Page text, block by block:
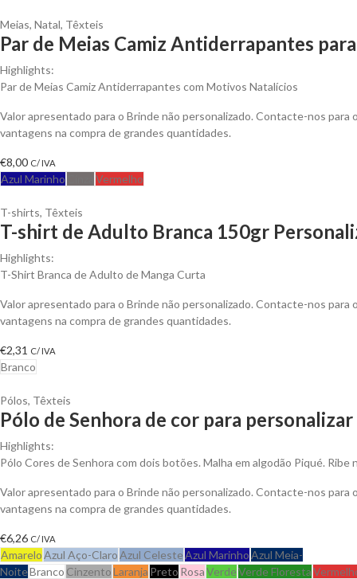
Meias, Natal, Têxteis
Par de Meias Camiz Antiderrapantes
Highlights:
Par de Meias Camiz Antiderrapantes com Motivos Natalícios
Valor apresentado para o Brinde não personalizado. Contacte-nos para
vantagens na compra de grandes quantidades.
€8,00 C/ IVA
Azul Marinho Vermelho
T-shirts, Têxteis
T-shirt de Adulto Branca 150gr
Highlights:
T-Shirt Branca de Adulto de Manga Curta
Valor apresentado para o Brinde não personalizado. Contacte-nos para
vantagens na compra de grandes quantidades.
€2,31 C/ IVA
Branco
Pólos, Têxteis
Pólo de Senhora de cor para personalizar
Highlights:
Pólo Cores de Senhora com dois botões. Malha em algodão Piqué.
Valor apresentado para o Brinde não personalizado. Contacte-nos para
vantagens na compra de grandes quantidades.
€6,26 C/ IVA
AmareloAzul Aço-ClaroAzul CelesteAzul MarinhoAzul Meia-
NoiteBranco CinzentoLaranja Preto RosaVerdeVerde Floresta